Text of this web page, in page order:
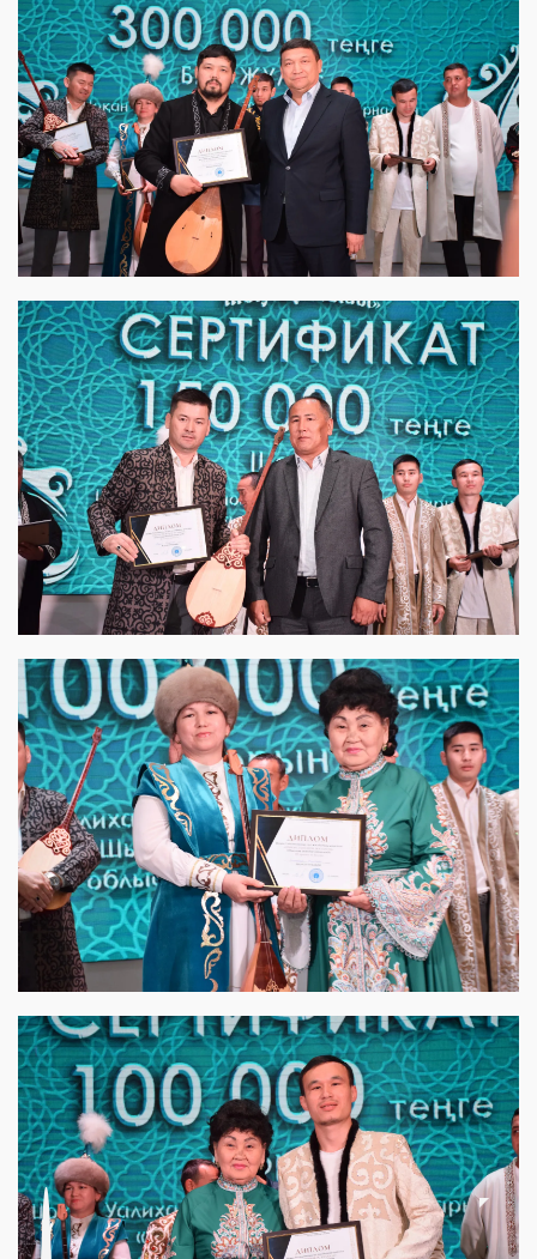
View this post on Instagram